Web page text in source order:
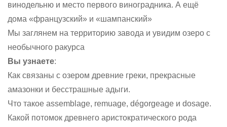
винодельню и место первого виноградника. А ещё
дома «французский» и «шампанский»
Мы заглянем на территорию завода и увидим озеро с
необычного ракурса
Вы узнаете:
Как связаны с озером древние греки, прекрасные
амазонки и бесстрашные адыги.
Что такое assemblage, remuage, dégorgeage и dosage.
Какой потомок древнего аристократического рода